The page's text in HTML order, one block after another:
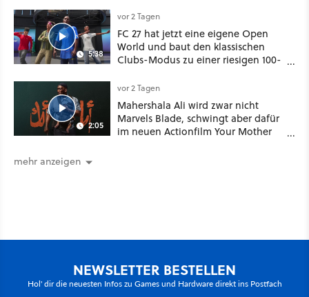
5:38
vor 2 Tagen
FC 27 hat jetzt eine eigene Open
World und baut den klassischen
Clubs-Modus zu einer riesigen 100-
2:05
vor 2 Tagen
Mahershala Ali wird zwar nicht
Marvels Blade, schwingt aber dafür
im neuen Actionfilm Your Mother
mehr anzeigen
NEWSLETTER BESTELLEN
Hol' dir die neuesten Infos zu Games und Hardware direkt ins Postfach